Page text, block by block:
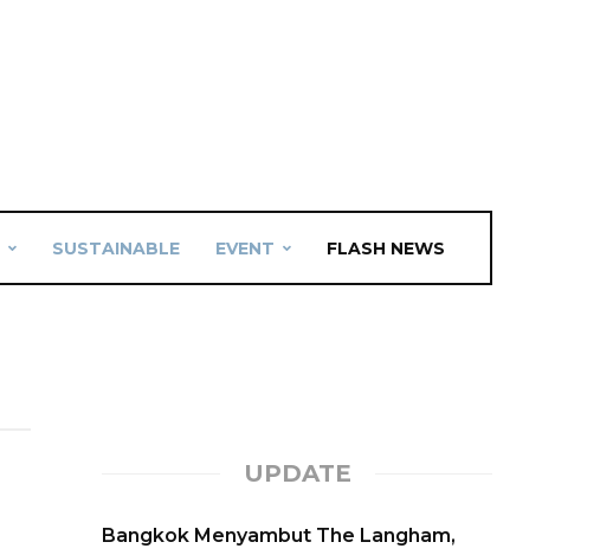
SUSTAINABLE EVENT FLASH NEWS
UPDATE
Bangkok Menyambut The Langham,